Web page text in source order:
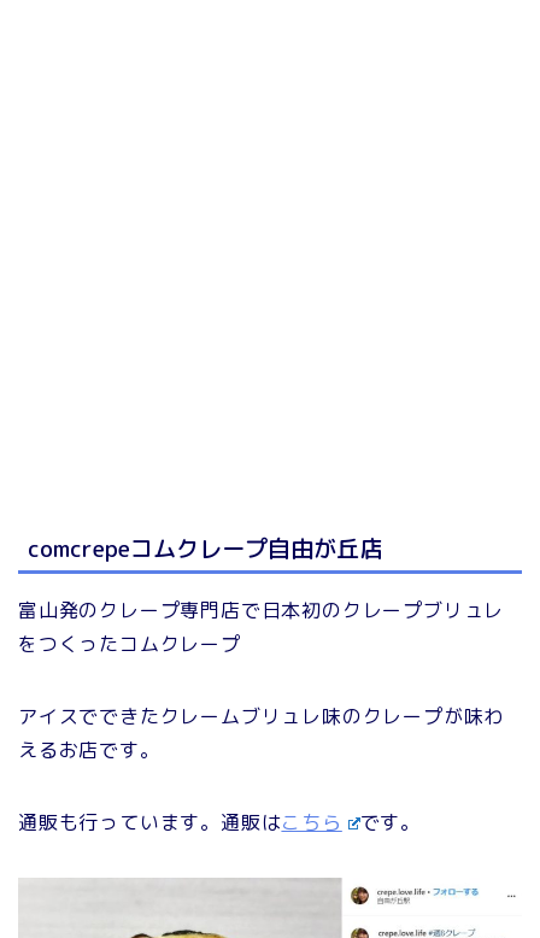
comcrepeコムクレープ自由が丘店
富山発のクレープ専門店で日本初のクレープブリュレ
をつくったコムクレープ
アイスでできたクレームブリュレ味のクレープが味わ
えるお店です。
通販も行っています。通販はこちら です。